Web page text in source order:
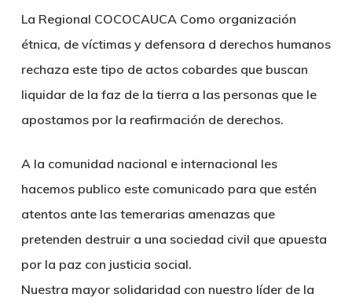
La Regional COCOCAUCA Como organización
étnica, de víctimas y defensora d derechos humanos
rechaza este tipo de actos cobardes que buscan
liquidar de la faz de la tierra a las personas que le
apostamos por la reafirmación de derechos.
A la comunidad nacional e internacional les
hacemos publico este comunicado para que estén
atentos ante las temerarias amenazas que
pretenden destruir a una sociedad civil que apuesta
por la paz con justicia social.
Nuestra mayor solidaridad con nuestro líder de la